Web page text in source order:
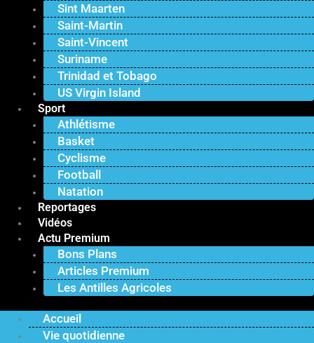
Sint Maarten
Saint-Martin
Saint-Vincent
Suriname
Trinidad et Tobago
US Virgin Island
Sport
Athlétisme
Basket
Cyclisme
Football
Natation
Reportages
Vidéos
Actu Premium
Bons Plans
Articles Premium
Les Antilles Agricoles
Accueil
Vie quotidienne